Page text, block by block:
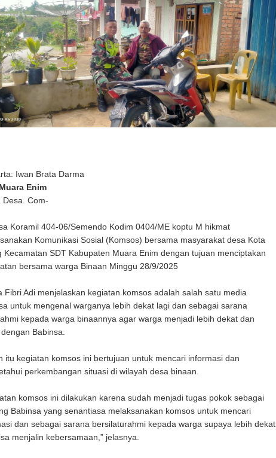
Iwan Brata Darma
Enim
Desa. Com-
Koramil 404-06/Semendo Kodim 0404/ME koptu M hikmat
Komunikasi Sosial (Komsos) bersama masyarakat desa Kota
Kecamatan SDT Kabupaten Muara Enim dengan tujuan menciptakan
bersama warga Binaan Minggu 28/9/2025
Fibri Adi menjelaskan kegiatan komsos adalah salah satu media
untuk mengenal warganya lebih dekat lagi dan sebagai sarana
kepada warga binaannya agar warga menjadi lebih dekat dan
Babinsa.
itu kegiatan komsos ini bertujuan untuk mencari informasi dan
perkembangan situasi di wilayah desa binaan.
komsos ini dilakukan karena sudah menjadi tugas pokok sebagai
Babinsa yang senantiasa melaksanakan komsos untuk mencari
dan sebagai sarana bersilaturahmi kepada warga supaya lebih dekat
menjalin kebersamaan,” jelasnya.